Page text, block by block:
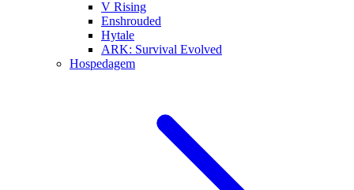
V Rising
Enshrouded
Hytale
ARK: Survival Evolved
Hospedagem